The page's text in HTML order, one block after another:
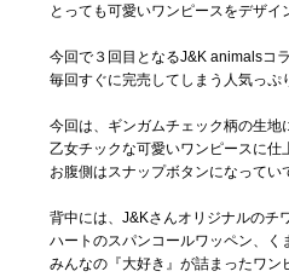
とっても可愛いワンピースをデザイ
今回で３回目となるJ&K animalsコ
毎回すぐに完売してしまう人気っぷ
今回は、ギンガムチェック柄の生地
乙女チックな可愛いワンピースに
お腹側はスナップボタンになって
背中には、J&Kさんオリジナルのチ
ハートのスパンコールワッペン、
みんなの『大好き』が詰まったワン